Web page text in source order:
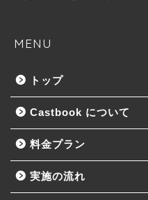
MENU
トップ
Castbook について
料金プラン
実施の流れ